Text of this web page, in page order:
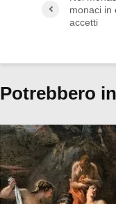
monaci in
accetti
Potrebbero